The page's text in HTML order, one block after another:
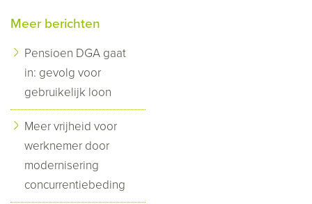
Meer berichten
Pensioen DGA gaat
in: gevolg voor
gebruikelijk loon
Meer vrijheid voor
werknemer door
modernisering
concurrentiebeding